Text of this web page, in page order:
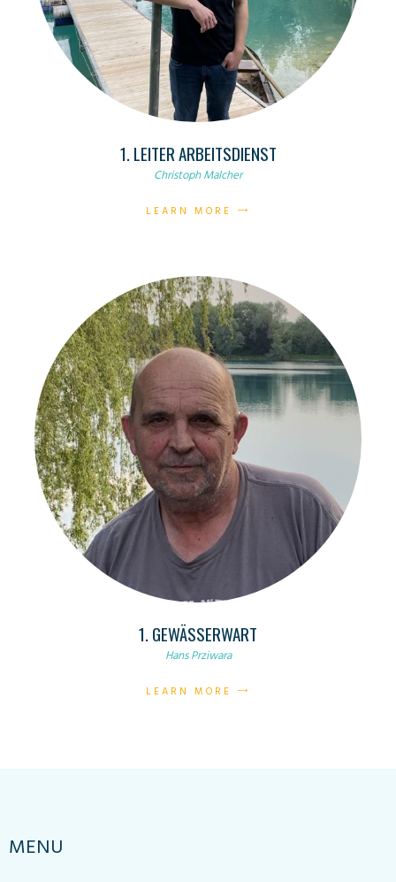
1. LEITER ARBEITSDIENST
Christoph Malcher
LEARN MORE
1. GEWÄSSERWART
Hans Prziwara
LEARN MORE
MENU